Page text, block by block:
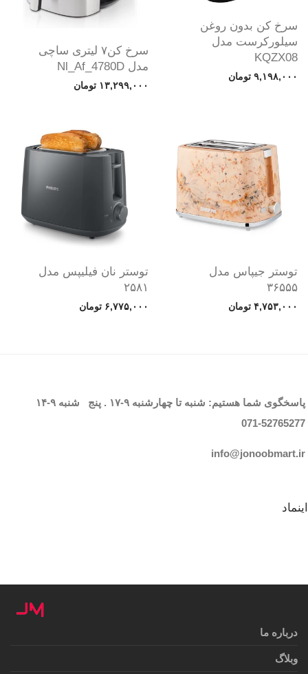
سرخ کن بدون روغن
سیلورکرست مدل
KQZX08
۹,۱۹۸,۰۰۰ تومان
سرخ کن۷ لیتری ساچی
مدل Nl_Af_4780D
۱۳,۲۹۹,۰۰۰ تومان
توستر جیپاس مدل
۳۶۵۵۵
۴,۷۵۳,۰۰۰ تومان
توستر نان فیلیپس مدل
۲۵۸۱
۶,۷۷۵,۰۰۰ تومان
پاسخگوی شما هستیم: شنبه تا چهارشنبه ۹-۱۷ . پنج شنبه ۹-۱۴
071-52765277
info@jonoobmart.ir
اینماد
درباره ما
وبلاگ